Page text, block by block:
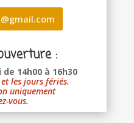
:
14h00 à 16h30
les jours fériés.
uniquement
vous.